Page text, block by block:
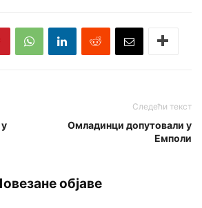
Следећи текст
Омладинци допутовали у
Емполи
објаве